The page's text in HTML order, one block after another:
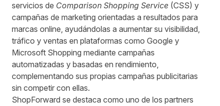
servicios de Comparison Shopping Service (CSS) y
campañas de marketing orientadas a resultados para
marcas online, ayudándolas a aumentar su visibilidad,
tráfico y ventas en plataformas como Google y
Microsoft Shopping mediante campañas
automatizadas y basadas en rendimiento,
complementando sus propias campañas publicitarias
sin competir con ellas.
ShopForward se destaca como uno de los partners